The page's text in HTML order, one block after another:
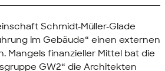
Schmidt-Müller-Glade
im Gebäude“ einen externen
Mangels finanzieller Mittel bat die
GW2“ die Architekten